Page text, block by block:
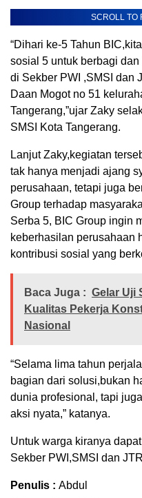
SCROLL TO
“Dihari ke-5 Tahun
sosial 5 untuk berbagi
di Sekber PWI ,SMSI dan
Daan Mogot no 51
Tangerang,”ujar Zaky
SMSI Kota Tangerang.
Lanjut Zaky,kegiatan
tak hanya menjadi ajang
perusahaan, tetapi juga
Group terhadap
Serba 5, BIC Group ingin
keberhasilan perusahaan
kontribusi sosial yang
Baca Juga : Gelar Uji
Kualitas Pekerja
Nasional
“Selama lima tahun
bagian dari solusi,bukan
dunia profesional, tapi
aksi nyata,” katanya.
Untuk warga kiranya
Sekber PWI,SMSI dan
Penulis : Abdul